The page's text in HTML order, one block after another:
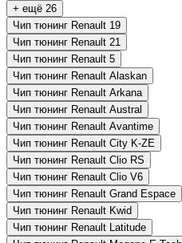
+ ещё 26
Чип тюнинг Renault 19
Чип тюнинг Renault 21
Чип тюнинг Renault 5
Чип тюнинг Renault Alaskan
Чип тюнинг Renault Arkana
Чип тюнинг Renault Austral
Чип тюнинг Renault Avantime
Чип тюнинг Renault City K-ZE
Чип тюнинг Renault Clio RS
Чип тюнинг Renault Clio V6
Чип тюнинг Renault Grand Espace
Чип тюнинг Renault Kwid
Чип тюнинг Renault Latitude